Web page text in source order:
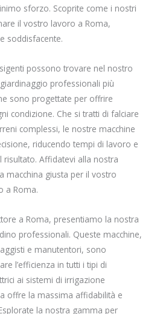
sforzo. Scoprite come i nostri
il vostro lavoro a Roma,
soddisfacente.
possono trovare nel nostro
professionali più
sono progettate per offrire
condizione. Che si tratti di falciare
complessi, le nostre macchine
riducendo tempi di lavoro e
Affidatevi alla nostra
macchina giusta per il vostro
a Roma.
a Roma, presentiamo la nostra
professionali. Queste macchine,
e manutentori, sono
l’efficienza in tutti i tipi di
ai sistemi di irrigazione
offre la massima affidabilità e
la nostra gamma per